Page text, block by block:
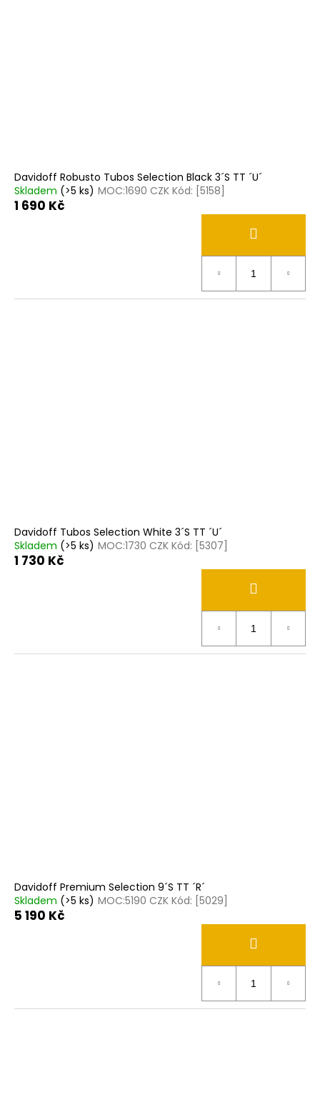
Davidoff Robusto Tubos Selection Black 3´S TT ´U´
Skladem (>5 ks) MOC:1690 CZK Kód: [5158]
1 690 Kč
Davidoff Tubos Selection White 3´S TT ´U´
Skladem (>5 ks) MOC:1730 CZK Kód: [5307]
1 730 Kč
Davidoff Premium Selection 9´S TT ´R´
Skladem (>5 ks) MOC:5190 CZK Kód: [5029]
5 190 Kč